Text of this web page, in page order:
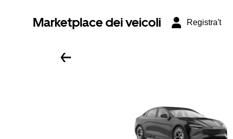
Marketplace dei veicoli Registra't